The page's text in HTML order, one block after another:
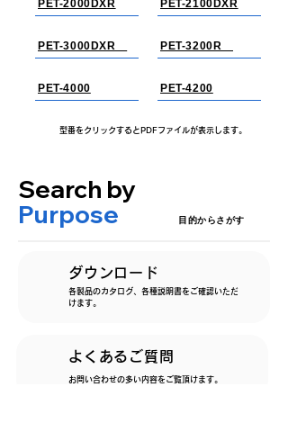
PET-2000DXR
PET-3000DXR
PET-4000
PET-2100DXR
PET-3200R
PET-4200
型番をクリックするとPDFファイルが表示します。
Search by
Purpose
​目的からさがす
各製品のカタログ、各種説明書をご確認いただ
けます。
ダウンロード
よくあるご質問
お問い合わせの多い内容をご覧頂けます。